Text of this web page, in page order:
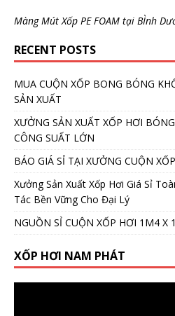
Màng Mút Xốp PE FOAM tại BÌnh
RECENT POSTS
MUA CUỘN XỐP BONG BÓNG
SẢN XUẤT
XƯỞNG SẢN XUẤT XỐP HƠI
CÔNG SUẤT LỚN
BÁO GIÁ SỈ TẠI XƯỞNG CUỘN
Xưởng Sản Xuất Xốp Hơi Giá Sỉ
Tác Bền Vững Cho Đại Lý
NGUỒN SỈ CUỘN XỐP HƠI 1M4 X
XỐP HƠI NAM PHÁT